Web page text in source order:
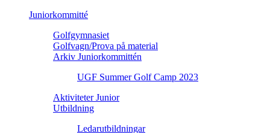
Juniorkommitté
Golfgymnasiet
Golfvagn/Prova på material
Arkiv Juniorkommittén
UGF Summer Golf Camp 2023
Aktiviteter Junior
Utbildning
Ledarutbildningar